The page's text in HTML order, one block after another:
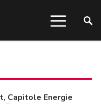
Capitole Energie